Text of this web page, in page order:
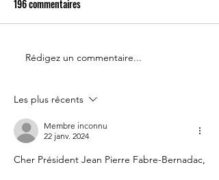
Le 14 juillet doit rester une
196 commentaires
Rédigez un commentaire...
Les plus récents
Membre inconnu
22 janv. 2024
Cher Président Jean Pierre Fabre-Bernadac,